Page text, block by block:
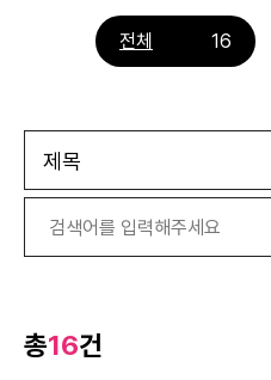
전체 16
총16건